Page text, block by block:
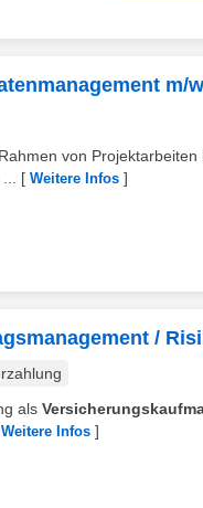
m/
von Projektarbeiten
[ Weitere Infos ]
/
als
Weitere Infos ]